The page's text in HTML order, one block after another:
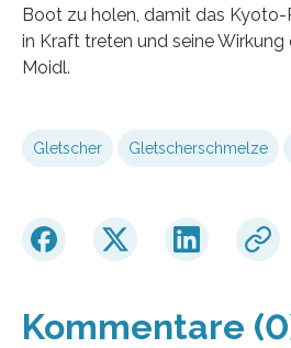
Boot zu holen, damit das
in Kraft treten und seine Wirkung
Moidl.
Gletscher Gletscherschmelze
Kommentare